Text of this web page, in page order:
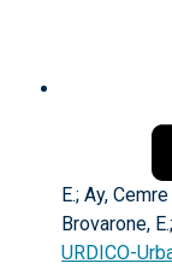
E.; Ay,
Brovarone,
URDICO-